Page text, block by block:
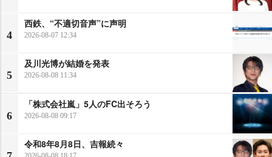
4
西鉄、“不適切音声”に声明
2026-08-07 12:34
5
及川光博が結婚を発表
2026-08-08 11:34
6
「株式会社嵐」5人のFC出そろう
2026-08-08 09:17
令和8年8月8日、吉報続々